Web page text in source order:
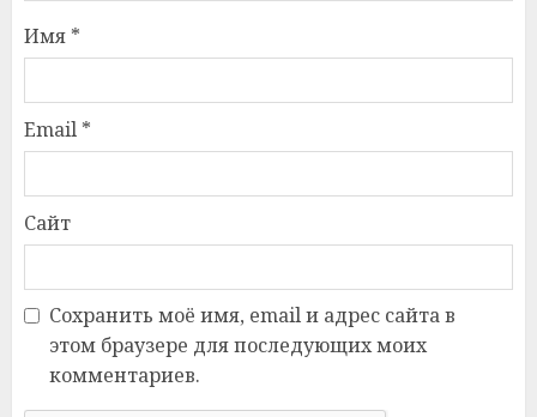
Имя *
Email *
Сайт
Сохранить моё имя, email и адрес сайта в
этом браузере для последующих моих
комментариев.